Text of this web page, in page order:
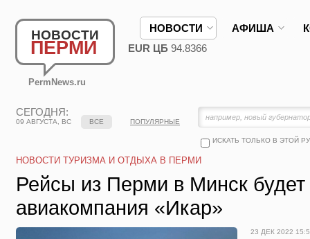
НОВОСТИ
ПЕРМИ
PermNews.ru
НОВОСТИ АФИША
EUR ЦБ 94.8366
СЕГОДНЯ:
09 АВГУСТА, ВС
ИСКАТЬ ТОЛЬКО В ЭТОЙ
ВСЕ ПОПУЛЯРНЫЕ
НОВОСТИ ТУРИЗМА И ОТДЫХА В ПЕРМИ
Рейсы из Перми в Минск
авиакомпания «Икар»
23 ДЕК 2022